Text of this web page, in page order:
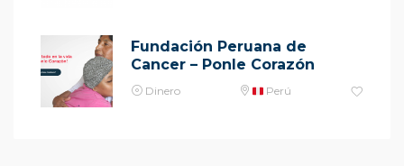
Fundación Peruana de
Cancer – Ponle Corazón
Dinero Perú